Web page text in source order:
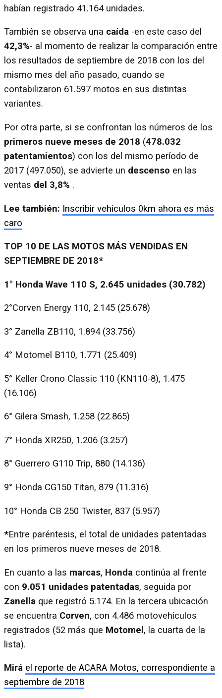
habían registrado 41.164 unidades.
También se observa una caída -en este caso del
42,3%- al momento de realizar la comparación entre
los resultados de septiembre de 2018 con los del
mismo mes del año pasado, cuando se
contabilizaron 61.597 motos en sus distintas
variantes.
Por otra parte, si se confrontan los números de los
primeros nueve meses de 2018 (478.032
patentamientos) con los del mismo período de
2017 (497.050), se advierte un descenso en las
ventas del 3,8% .
Lee también: Inscribir vehículos 0km ahora es más
caro
TOP 10 DE LAS MOTOS MÁS VENDIDAS EN
SEPTIEMBRE DE 2018*
1° Honda Wave 110 S, 2.645 unidades (30.782)
2°Corven Energy 110, 2.145 (25.678)
3° Zanella ZB110, 1.894 (33.756)
4° Motomel B110, 1.771 (25.409)
5° Keller Crono Classic 110 (KN110-8), 1.475
(16.106)
6° Gilera Smash, 1.258 (22.865)
7° Honda XR250, 1.206 (3.257)
8° Guerrero G110 Trip, 880 (14.136)
9° Honda CG150 Titan, 879 (11.316)
10° Honda CB 250 Twister, 837 (5.957)
*Entre paréntesis, el total de unidades patentadas
en los primeros nueve meses de 2018.
En cuanto a las marcas, Honda continúa al frente
con 9.051 unidades patentadas, seguida por
Zanella que registró 5.174. En la tercera ubicación
se encuentra Corven, con 4.486 motovehículos
registrados (52 más que Motomel, la cuarta de la
lista).
Mirá el reporte de ACARA Motos, correspondiente a
septiembre de 2018